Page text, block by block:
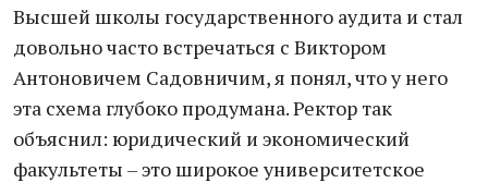
Высшей школы государственного аудита и стал
довольно часто встречаться с Виктором
Антоновичем Садовничим, я понял, что у него
эта схема глубоко продумана. Ректор так
объяснил: юридический и экономический
факультеты – это широкое университетское